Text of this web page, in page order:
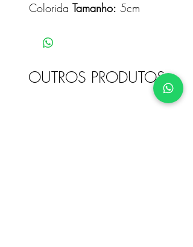
Colorida Tamanho: 5cm
OUTROS PRODUTOS